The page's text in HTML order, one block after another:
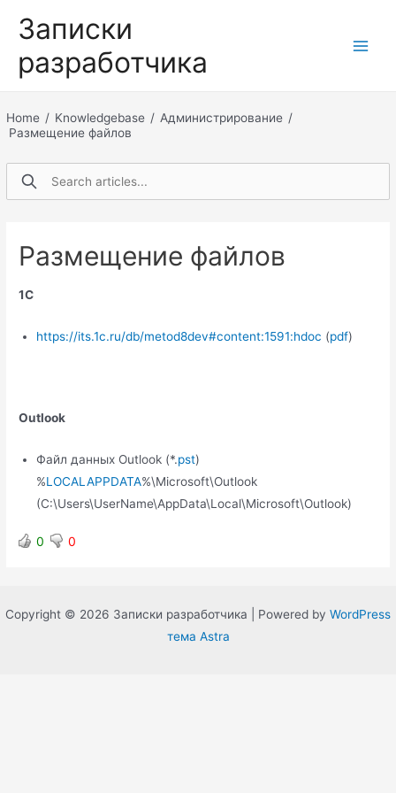
содержимому
Записки
разработчика
Home / Knowledgebase / Администрирование /
Размещение файлов
Размещение файлов
1С
https://its.1c.ru/db/metod8dev#content:1591:hdoc (pdf)
Outlook
Файл данных Outlook (*.pst)
%LOCALAPPDATA%\Microsoft\Outlook
(C:\Users\UserName\AppData\Local\Microsoft\Outlook)
0 0
Copyright © 2026 Записки разработчика | Powered by WordPress
тема Astra